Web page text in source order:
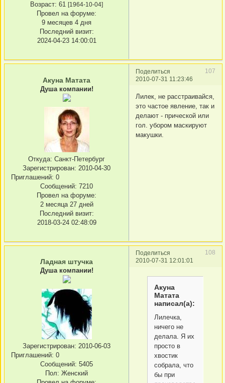
Возраст: 61 [1964-10-04]
Провел на форуме:
9 месяцев 4 дня
Последний визит:
2024-04-23 14:00:01
Поделиться
107
2010-07-31 11:23:46
Акуна Матата
Душа компании!
Откуда: Санкт-Петербург
Зарегистрирован: 2010-04-30
Приглашений: 0
Сообщений: 7210
Провел на форуме:
2 месяца 27 дней
Последний визит:
2018-03-24 02:48:09
Лилек, не расстраивайся,
это частое явление, так и
делают - прической или
гол. убором маскируют
макушки.
Поделиться
108
2010-07-31 12:01:01
Ладная штучка
Душа компании!
Зарегистрирован: 2010-06-03
Приглашений: 0
Сообщений: 5405
Пол: Женский
Акуна
Матата
написал(а):
Лилечка,
ничего не
делала. Я их
просто в
хвостик
собрала, что
бы при